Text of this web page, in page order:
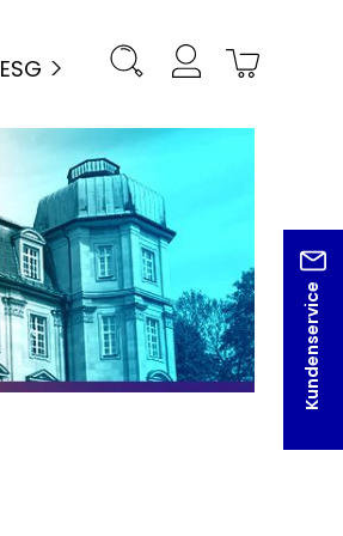
ESG
Kundenservice